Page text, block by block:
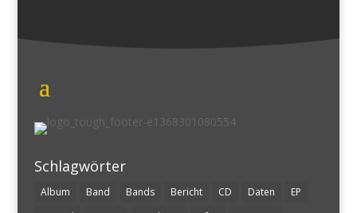
Schlagwörter
Album Band Bands Bericht CD Daten
EP